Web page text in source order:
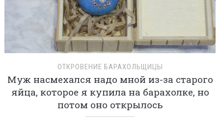
ОТКРОВЕНИЕ БАРАХОЛЬЩИЦЫ
Муж насмехался надо мной из-за старого
яйца, которое я купила на барахолке, но
потом оно открылось